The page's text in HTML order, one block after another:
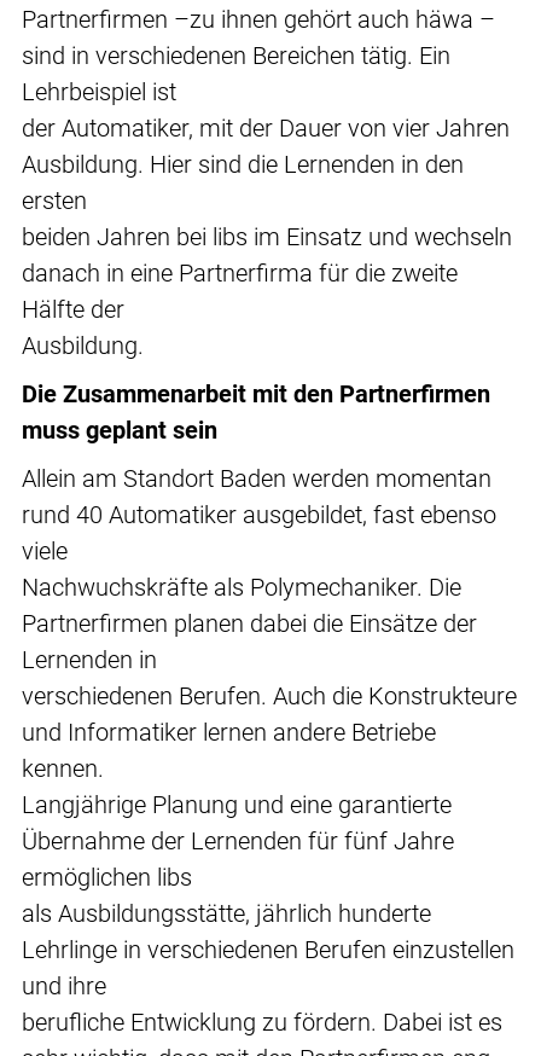
Partnerfirmen –zu ihnen gehört auch häwa –
sind in verschiedenen Bereichen tätig. Ein
Lehrbeispiel ist
der Automatiker, mit der Dauer von vier Jahren
Ausbildung. Hier sind die Lernenden in den
ersten
beiden Jahren bei libs im Einsatz und wechseln
danach in eine Partnerfirma für die zweite
Hälfte der
Ausbildung.
Die Zusammenarbeit mit den Partnerfirmen
muss geplant sein
Allein am Standort Baden werden momentan
rund 40 Automatiker ausgebildet, fast ebenso
viele
Nachwuchskräfte als Polymechaniker. Die
Partnerfirmen planen dabei die Einsätze der
Lernenden in
verschiedenen Berufen. Auch die Konstrukteure
und Informatiker lernen andere Betriebe
kennen.
Langjährige Planung und eine garantierte
Übernahme der Lernenden für fünf Jahre
ermöglichen libs
als Ausbildungsstätte, jährlich hunderte
Lehrlinge in verschiedenen Berufen einzustellen
und ihre
berufliche Entwicklung zu fördern. Dabei ist es